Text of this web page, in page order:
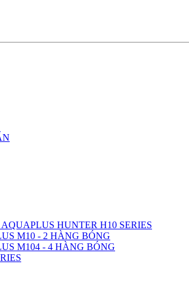
HUNTER H10 SERIES
M10 - 2 HÀNG BÓNG
M104 - 4 HÀNG BÓNG